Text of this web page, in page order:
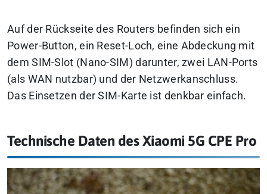
Auf der Rückseite des Routers befinden sich ein
Power-Button, ein Reset-Loch, eine Abdeckung mit
dem SIM-Slot (Nano-SIM) darunter, zwei LAN-Ports
(als WAN nutzbar) und der Netzwerkanschluss.
Das Einsetzen der SIM-Karte ist denkbar einfach.
Technische Daten des Xiaomi 5G CPE Pro